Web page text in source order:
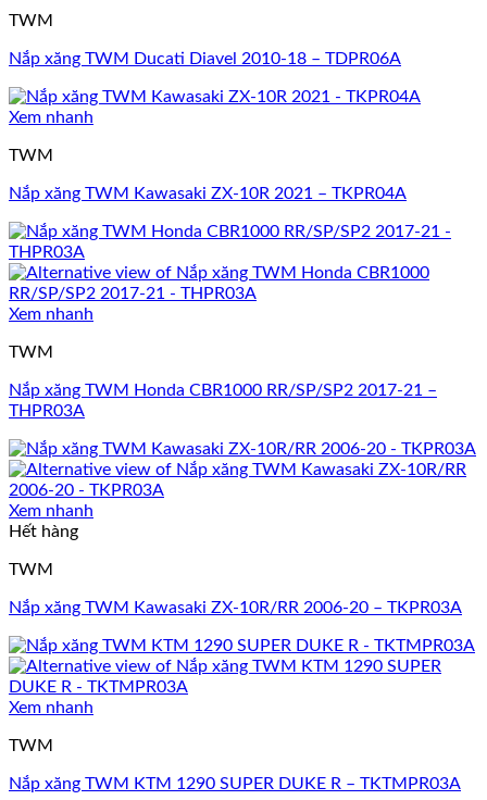
TWM
Nắp xăng TWM Ducati Diavel 2010-18 – TDPR06A
Xem nhanh
TWM
Nắp xăng TWM Kawasaki ZX-10R 2021 – TKPR04A
Xem nhanh
TWM
Nắp xăng TWM Honda CBR1000 RR/SP/SP2 2017-21 –
THPR03A
Xem nhanh
Hết hàng
TWM
Nắp xăng TWM Kawasaki ZX-10R/RR 2006-20 – TKPR03A
Xem nhanh
TWM
Nắp xăng TWM KTM 1290 SUPER DUKE R – TKTMPR03A